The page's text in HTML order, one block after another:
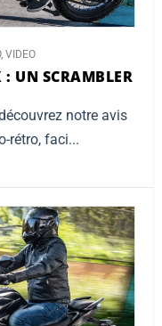
, VIDEO
: UN SCRAMBLER
notre avis
rétro, faci...